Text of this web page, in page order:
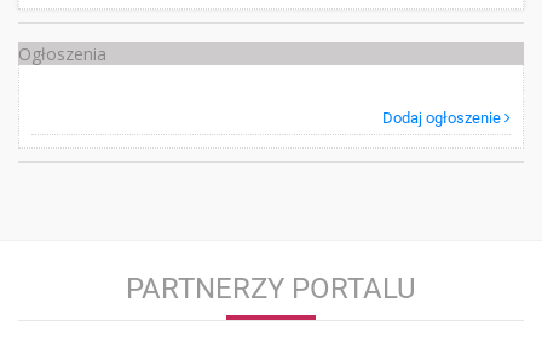
Ogłoszenia
Dodaj ogłoszenie
PARTNERZY PORTALU